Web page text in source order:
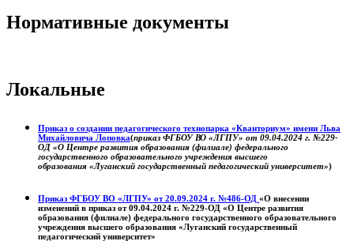
Нормативные документы
Локальные
Приказ о создании педагогического технопарка «Кванториум» имени Льва
Михайловича Лоповка(приказ ФГБОУ ВО «ЛГПУ» от 09.04.2024 г. №229-
ОД «О Центре развития образования (филиале) федерального
государственного образовательного учреждения высшего
образования «Луганский государственный педагогический университет»)
Приказ ФГБОУ ВО «ЛГПУ» от 20.09.2024 г. №486-ОД «О внесении
изменений в приказ от 09.04.2024 г. №229-ОД «О Центре развития
образования (филиале) федерального государственного образовательного
учреждения высшего образования «Луганский государственный
педагогический университет»